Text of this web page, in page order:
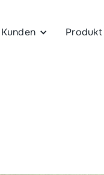
Kunden Produkt